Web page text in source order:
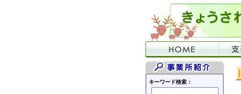
キーワード検索：